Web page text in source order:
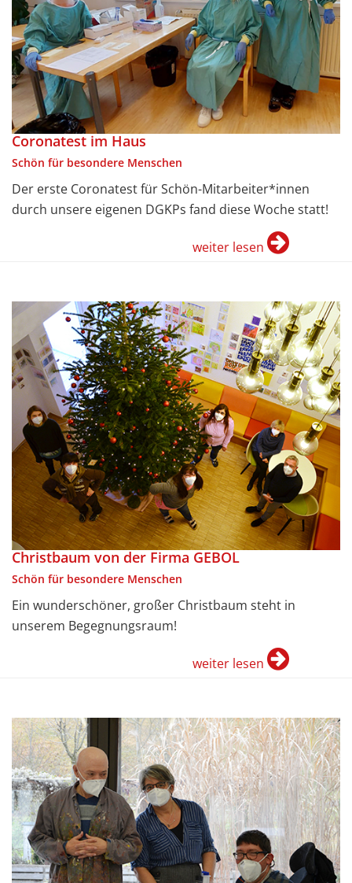
Coronatest im Haus
Schön für besondere Menschen
Der erste Coronatest für Schön-Mitarbeiter*innen
durch unsere eigenen DGKPs fand diese Woche statt!
weiter lesen
Christbaum von der Firma GEBOL
Schön für besondere Menschen
Ein wunderschöner, großer Christbaum steht in
unserem Begegnungsraum!
weiter lesen